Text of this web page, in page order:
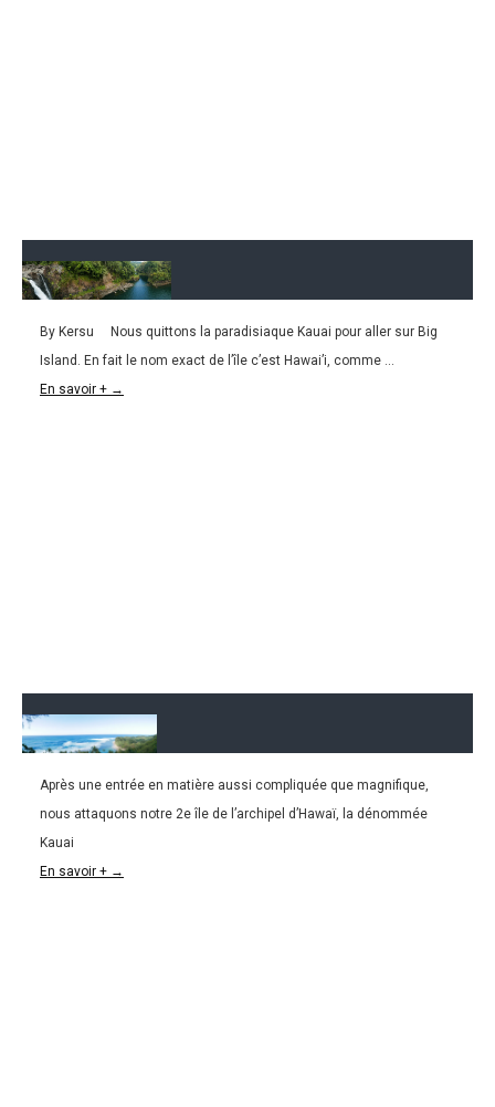
21.03.2016
By Kersu Nous quittons la paradisiaque Kauai pour aller sur Big
Island. En fait le nom exact de l’île c’est Hawai’i, comme ...
En savoir + →
21.03.2016
Après une entrée en matière aussi compliquée que magnifique,
nous attaquons notre 2e île de l’archipel d’Hawaï, la dénommée
Kauai
En savoir + →